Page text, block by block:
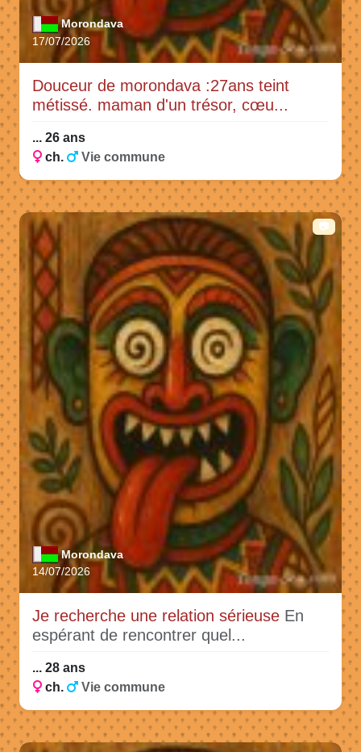
Morondava
17/07/2026
Douceur de morondava :27ans teint
métissé. maman d'un trésor, cœu...
... 26 ans
ch.
Vie commune
Morondava
14/07/2026
📷
Je recherche une relation sérieuse En
espérant de rencontrer quel...
... 28 ans
ch.
Vie commune